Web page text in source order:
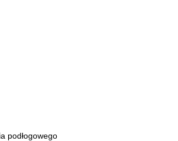
podłogowego